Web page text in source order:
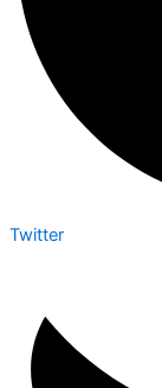
Twitter